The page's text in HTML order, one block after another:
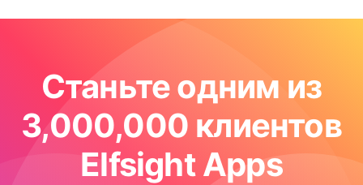
Станьте одним из
3,000,000 клиентов
Elfsight Apps